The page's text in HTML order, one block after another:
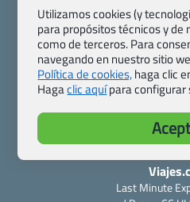
Quienes somos
Pasaporte, Visado, Salud y
Blog de Viajes.com
Preguntas frecuentes
Política de privacidad y
Todas las
Last Minute
Utilizamos cookies (y
para propósitos técnicos y
como de terceros. Para
navegando en nuestro sitio
Política de cookies,haga clic
Hagaclic aquípara configurar